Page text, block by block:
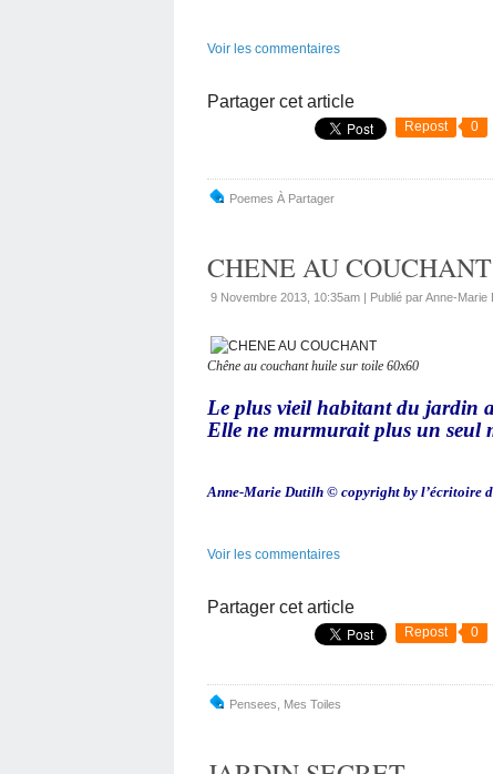
Voir les commentaires
Partager cet article
Repost 0
Poemes À Partager
CHENE AU COUCHANT
9 Novembre 2013, 10:35am | Publié par Anne-Marie
Chêne au couchant huile sur toile 60x60
Le plus vieil habitant du jardin
Elle ne murmurait plus un seul
Anne-Marie Dutilh © copyright by l’écritoire
Voir les commentaires
Partager cet article
Repost 0
Pensees Mes Toiles